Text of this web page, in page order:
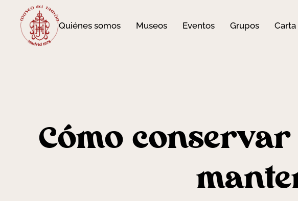
Quiénes somos Museos Eventos Grupos Carta
Cómo